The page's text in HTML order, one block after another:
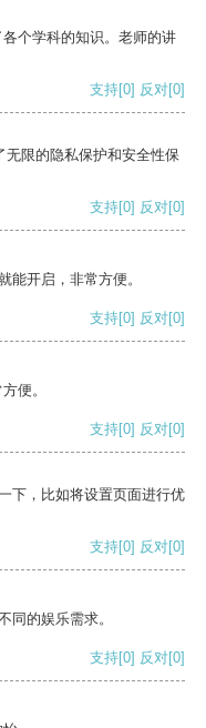
个学科的知识。老师的讲
支持[0] 反对[0]
限的隐私保护和安全性保
支持[0] 反对[0]
能开启，非常方便。
支持[0] 反对[0]
便。
支持[0] 反对[0]
下，比如将设置页面进行优
支持[0] 反对[0]
同的娱乐需求。
支持[0] 反对[0]